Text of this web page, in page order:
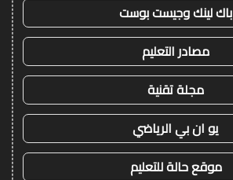
باك لينك وجيست بوست
مصادر التعليم
مجلة تقنية
يو ان بي الرياضي
موقع حالة للتعليم